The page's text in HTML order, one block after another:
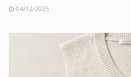
04/12/2025